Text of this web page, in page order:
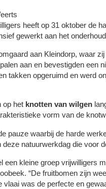
heeft op 31 oktober de
gewerkt aan het
aan Kleindorp, waar
aan en bevestigden
takken opgeruimd en werd
op het knotten van wilgen
vorm van de
pauze waarbij de harde
natuurwerkdag die voor
een kleine groep vrijwilligers
“De fruitbomen zijn
vlaai was de perfecte en